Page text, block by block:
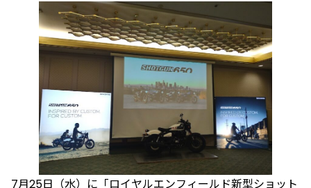
7月25日（水）に「ロイヤルエンフィールド新型ショット